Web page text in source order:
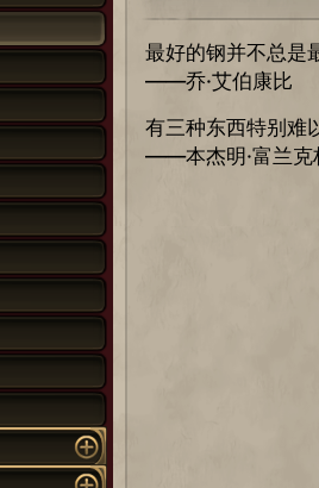
最好的钢并不总是
——乔·艾伯康比
有三种东西特别难
——本杰明·富兰克